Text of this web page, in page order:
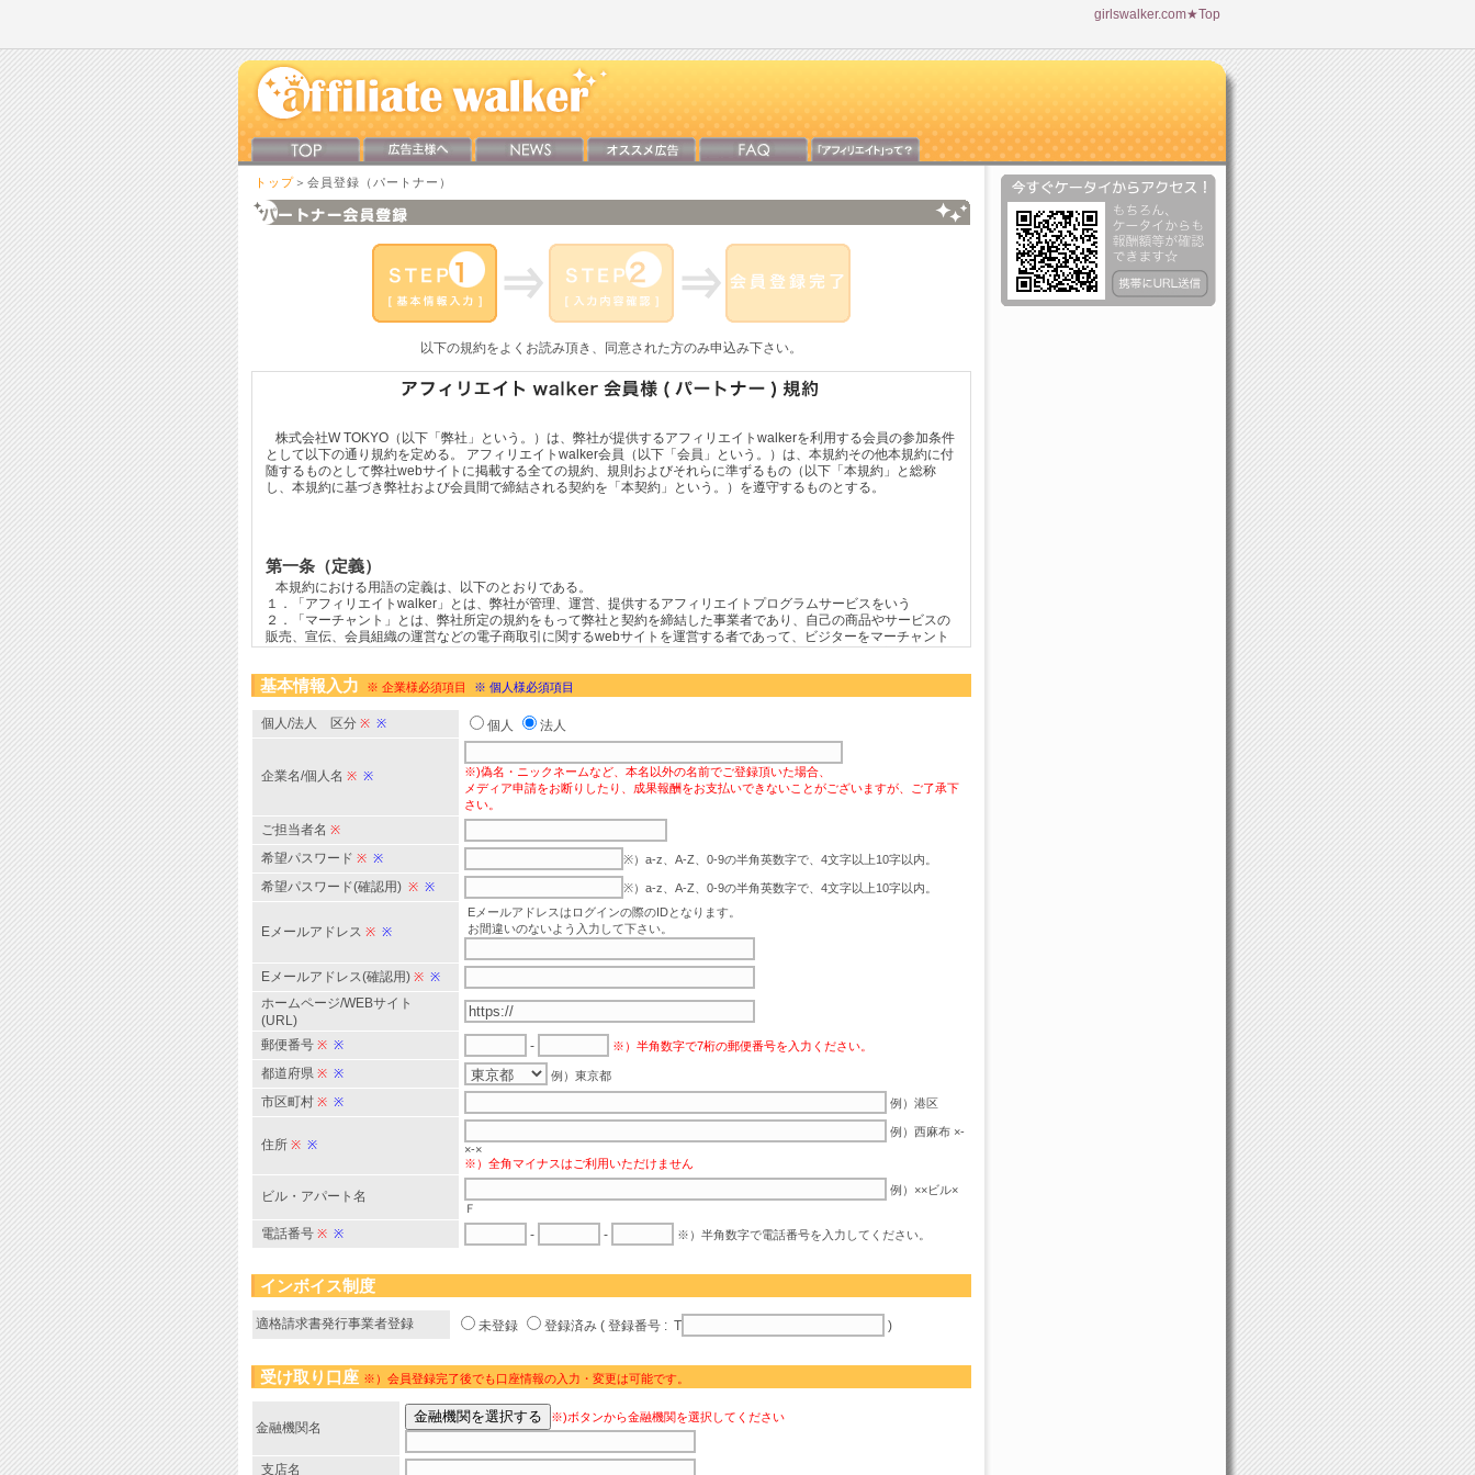
girlswalker.com★Top
トップ ＞会員登録（パートナー）
以下の規約をよくお読み頂き、同意された方のみ申込み下さい。
基本情報入力 ※ 企業様必須項目 ※ 個人様必須項目
個人/法人 区分 ※ ※ 個人 法人
企業名/個人名 ※ ※
※)偽名・ニックネームなど、本名以外の名前でご登録頂いた場合、
メディア申請をお断りしたり、成果報酬をお支払いできないことがございますが、ご了承下
さい。
ご担当者名 ※
希望パスワード ※ ※ ※）a-z、A-Z、0-9の半角英数字で、4文字以上10字以内。
希望パスワード(確認用) ※ ※ ※）a-z、A-Z、0-9の半角英数字で、4文字以上10字以内。
Eメールアドレス ※ ※
Eメールアドレスはログインの際のIDとなります。
お間違いのないよう入力して下さい。
Eメールアドレス(確認用) ※ ※
ホームページ/WEBサイト
(URL)
郵便番号 ※ ※ - ※）半角数字で7桁の郵便番号を入力ください。
都道府県 ※ ※ 例）東京都
市区町村 ※ ※ 例）港区
住所 ※ ※
例）西麻布 ×-
×-×
※）全角マイナスはご利用いただけません
ビル・アパート名
例）××ビル×
Ｆ
電話番号 ※ ※ - - ※）半角数字で電話番号を入力してください。
インボイス制度
適格請求書発行事業者登録 未登録 登録済み ( 登録番号 : T )
受け取り口座 ※）会員登録完了後でも口座情報の入力・変更は可能です。
金融機関名
※)ボタンから金融機関を選択してください
支店名